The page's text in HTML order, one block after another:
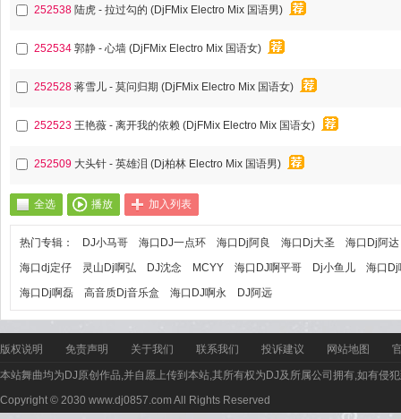
252538 陆虎 - 拉过勾的 (DjFMix Electro Mix 国语男)
252534 郭静 - 心墙 (DjFMix Electro Mix 国语女)
252528 蒋雪儿 - 莫问归期 (DjFMix Electro Mix 国语女)
252523 王艳薇 - 离开我的依赖 (DjFMix Electro Mix 国语女)
252509 大头针 - 英雄泪 (Dj柏林 Electro Mix 国语男)
全选 播放 加入列表
热门专辑： DJ小马哥 海口DJ一点环 海口Dj阿良 海口Dj大圣
海口Dj阿达
海口dj定仔
灵山Dj啊弘 DJ沈念 MCYY 海口DJ啊平哥 Dj小鱼儿
海口Dj
海口Dj啊磊
高音质Dj音乐盒 海口DJ啊永 DJ阿远
版权说明 免责声明 关于我们 联系我们 投诉建议 网站地图
本站舞曲均为DJ原创作品,并自愿上传到本站,其所有权为DJ及所属公司拥有,如有侵
Copyright © 2030 www.dj0857.com All Rights Reserved